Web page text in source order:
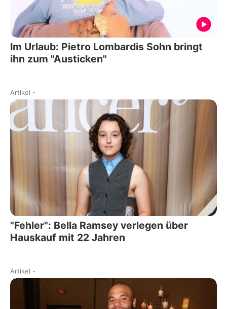
Im Urlaub: Pietro Lombardis Sohn bringt
ihn zum "Austicken"
Artikel -
"Fehler": Bella Ramsey verlegen über
Hauskauf mit 22 Jahren
Artikel -